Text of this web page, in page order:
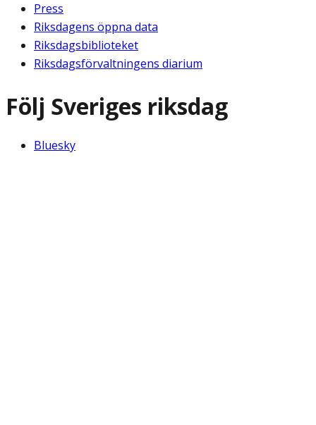
Press
Riksdagens öppna data
Riksdagsbiblioteket
Riksdagsförvaltningens diarium
Följ Sveriges riksdag
Bluesky